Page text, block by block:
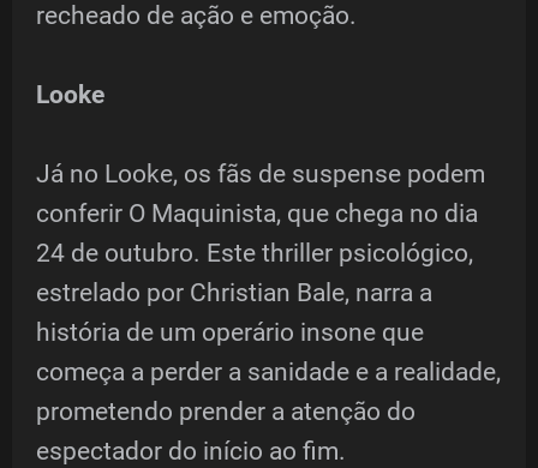
recheado de ação e emoção.
Looke
Já no Looke, os fãs de suspense podem
conferir O Maquinista, que chega no dia
24 de outubro. Este thriller psicológico,
estrelado por Christian Bale, narra a
história de um operário insone que
começa a perder a sanidade e a realidade,
prometendo prender a atenção do
espectador do início ao fim.